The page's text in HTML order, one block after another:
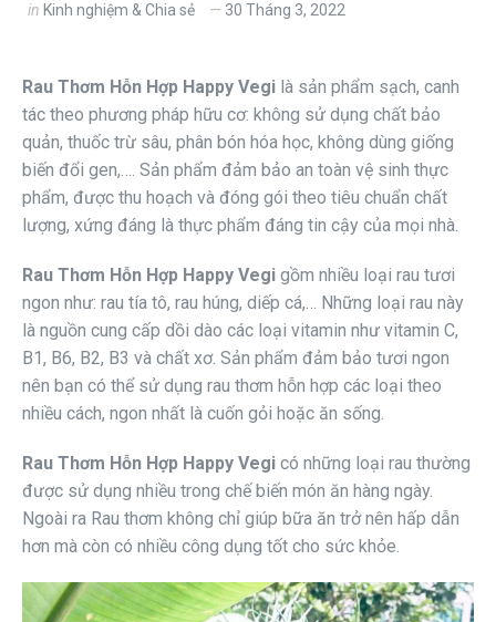
in Kinh nghiệm & Chia sẻ 30 Tháng 3, 2022
Rau Thơm Hỗn Hợp Happy Vegi ​ là sản phẩm sạch, canh
tác theo phương pháp hữu cơ: không sử dụng chất bảo
quản, thuốc trừ sâu, phân bón hóa học, không dùng giống
biến đổi gen,…. Sản phẩm đảm bảo an toàn vệ sinh thực
phẩm, được thu hoạch và đóng gói theo tiêu chuẩn chất
lượng, xứng đáng là thực phẩm đáng tin cậy của mọi nhà.
Rau Thơm Hỗn Hợp Happy Vegi gồm nhiều loại rau tươi
ngon như: rau tía tô, rau húng, diếp cá,… Những loại rau này
là nguồn cung cấp dồi dào các loại vitamin như vitamin C,
B1, B6, B2, B3 và chất xơ. Sản phẩm đảm bảo tươi ngon
nên bạn có thể sử dụng rau thơm hỗn hợp các loại theo
nhiều cách, ngon nhất là cuốn gỏi hoặc ăn sống.
Rau Thơm Hỗn Hợp Happy Vegi có những loại rau thường
được sử dụng nhiều trong chế biến món ăn hàng ngày.
Ngoài ra Rau thơm không chỉ giúp bữa ăn trở nên hấp dẫn
hơn mà còn có nhiều công dụng tốt cho sức khỏe.